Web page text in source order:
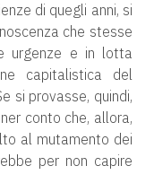
di quegli anni, si
che stesse
urgenze e in lotta
capitalistica del
si provasse, quindi,
conto che, allora,
al mutamento dei
per non capire